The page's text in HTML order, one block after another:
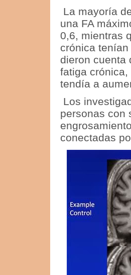
La mayoría
una FA
0,6, mientras
crónica
dieron cuenta
fatiga crónica,
tendía a
Los
personas con
conectadas